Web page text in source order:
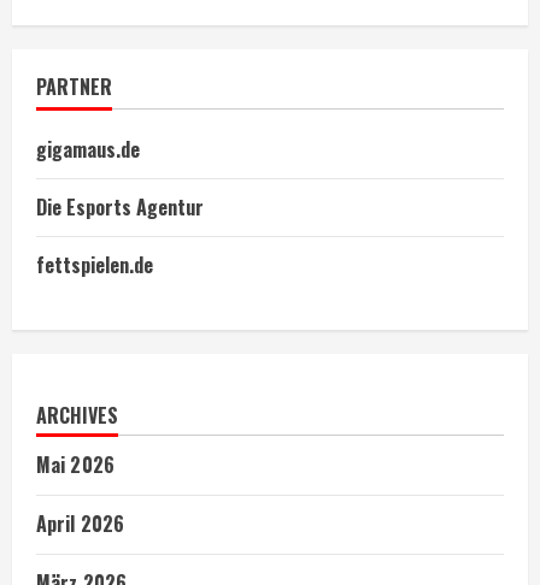
PARTNER
gigamaus.de
Die Esports Agentur
fettspielen.de
ARCHIVES
Mai 2026
April 2026